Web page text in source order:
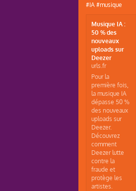
#IA#musique
Musique IA :
50 % des
nouveaux
uploads sur
Deezer
urls.fr
Pour la
première fois,
la musique IA
dépasse 50 %
des nouveaux
uploads sur
Deezer.
Découvrez
comment
Deezer lutte
contre la
fraude et
protège les
artistes.